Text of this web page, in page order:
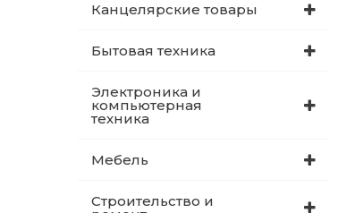
Канцелярские товары
Бытовая техника
Электроника и
компьютерная
техника
Мебель
Строительство и